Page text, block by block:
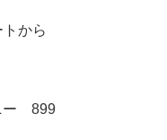
から
ー 899